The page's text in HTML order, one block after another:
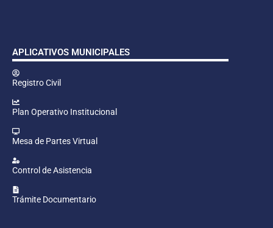
APLICATIVOS MUNICIPALES
Registro Civil
Plan Operativo Institucional
Mesa de Partes Virtual
Control de Asistencia
Trámite Documentario